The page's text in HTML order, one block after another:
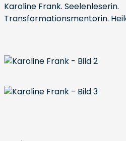
Karoline Frank. Seelenleserin.
Transformationsmentorin.